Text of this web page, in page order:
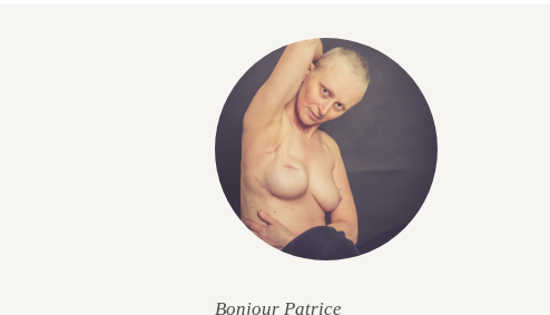
Bonjour Patrice